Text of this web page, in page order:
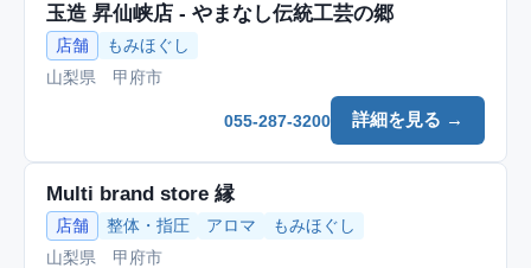
玉造 昇仙峡店 - やまなし伝統工芸の郷
店舗
もみほぐし
山梨県 甲府市
詳細を見る →
055-287-3200
Multi brand store 縁
店舗 整体・指圧 アロマ
もみほぐし
山梨県 甲府市